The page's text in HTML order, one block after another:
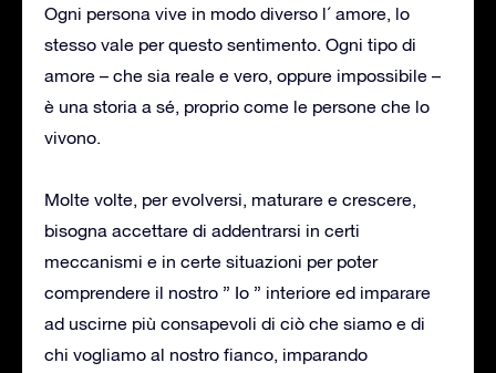
Ogni persona vive in modo diverso l´ amore, lo
stesso vale per questo sentimento. Ogni tipo di
amore – che sia reale e vero, oppure impossibile –
è una storia a sé, proprio come le persone che lo
vivono.
Molte volte, per evolversi, maturare e crescere,
bisogna accettare di addentrarsi in certi
meccanismi e in certe situazioni per poter
comprendere il nostro ” Io ” interiore ed imparare
ad uscirne più consapevoli di ciò che siamo e di
chi vogliamo al nostro fianco, imparando